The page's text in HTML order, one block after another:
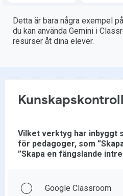
Detta är bara några exempel
du kan använda Gemini i
resurser åt dina elever.
Kunskapskontroll
Vilket verktyg har inbyggt
för pedagoger, som
”Skapa en fängslande
Google Classroom